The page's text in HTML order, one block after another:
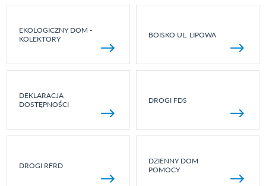
EKOLOGICZNY DOM -
KOLEKTORY
BOISKO UL. LIPOWA
DEKLARACJA
DOSTĘPNOŚCI
DROGI FDS
DROGI RFRD
DZIENNY DOM
POMOCY